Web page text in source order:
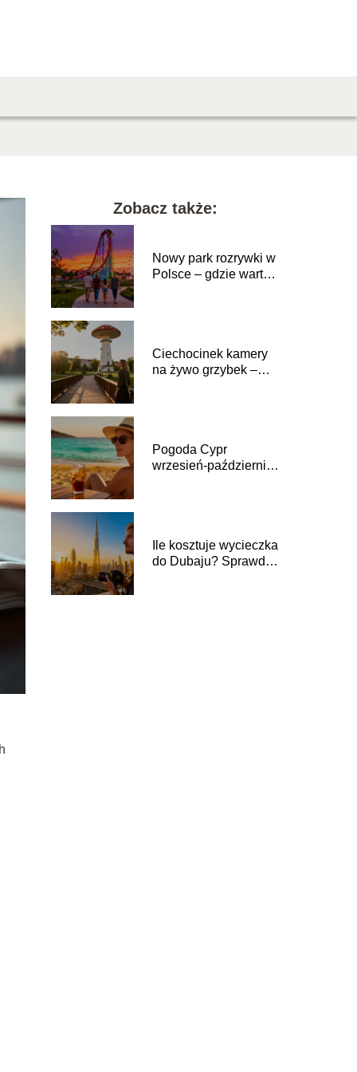
Zobacz także:
Nowy park rozrywki w
Polsce – gdzie warto
Ciechocinek kamery
na żywo grzybek –
Pogoda Cypr
wrzesień-październik
Ile kosztuje wycieczka
do Dubaju? Sprawdź